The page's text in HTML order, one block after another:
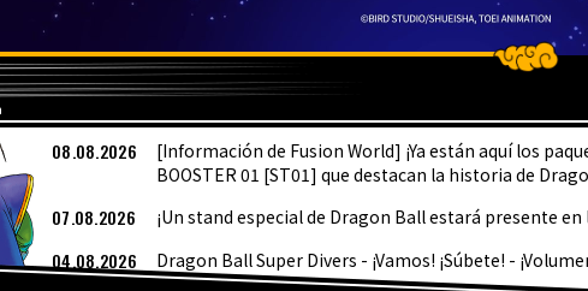
08.08.2026
[Información de Fusion World] ¡Ya están aquí los
BOOSTER 01 [ST01] que destacan la historia de
07.08.2026 ¡Un stand especial de Dragon Ball estará presente en
04.08.2026 Dragon Ball Super Divers - ¡Vamos! ¡Súbete! -